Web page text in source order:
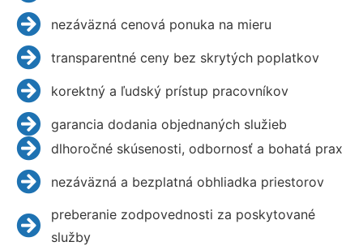
nezáväzná cenová ponuka na mieru
transparentné ceny bez skrytých poplatkov
korektný a ľudský prístup pracovníkov
garancia dodania objednaných služieb
dlhoročné skúsenosti, odbornosť a bohatá prax
nezáväzná a bezplatná obhliadka priestorov
preberanie zodpovednosti za poskytované
služby